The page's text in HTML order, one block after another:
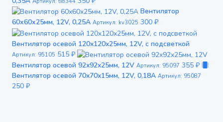
Вентилятор
60х60х25мм, 12V, 0,25A Артикул: kv3025 300 ₽
Вентилятор осевой 120x120x25мм, 12V, с подсветкой
Артикул: 95105 515 ₽
Вентилятор осевой 92x92x25мм, 12V Артикул: 95097 355 ₽
Вентилятор осевой 70x70x15мм, 12V, 0,18А Артикул: 95087
250 ₽